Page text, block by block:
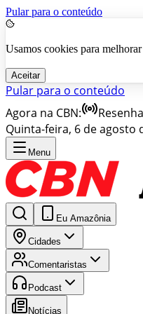
Pular para o conteúdo
Usamos cookies para
Aceitar
Pular para o conteúdo
Agora na CBN:
Quinta-feira, 6 de agosto
Menu
Eu Amazônia
Cidades
Comentaristas
Podcast
Notícias